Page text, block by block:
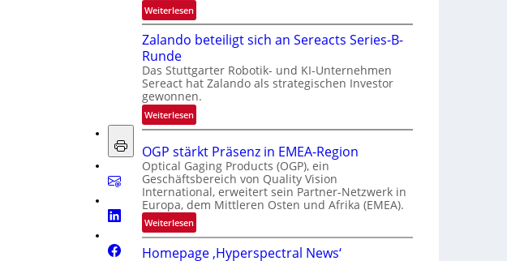
Weiterlesen:
I
n
e
r
n
a
t
i
o
n
a
l
V
i
s
Zalando beteiligt sich an Sereacts Series-B-
Runde
Das Stuttgarter Robotik- und KI-Unternehmen
Sereact hat Zalando als strategischen Investor
gewonnen.
Weiterlesen:
Z
a
l
a
n
d
o
b
e
OGP stärkt Präsenz in EMEA-Region
Optical Gaging Products (OGP), ein
Geschäftsbereich von Quality Vision
International, erweitert sein Partner-Netzwerk in
Europa, dem Mittleren Osten und Afrika (EMEA).
Weiterlesen:
O
G
Homepage ‚Hyperspectral News‘